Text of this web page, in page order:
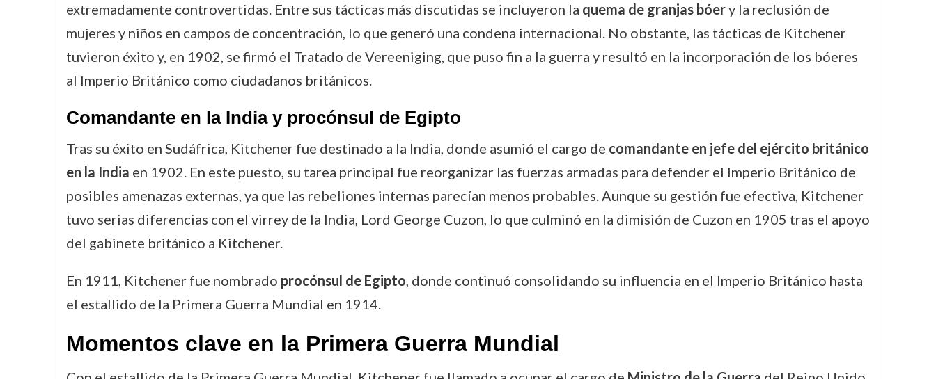
extremadamente controvertidas. Entre sus tácticas más discutidas se incluyeron la quema de granjas bóery la reclusión de
mujeres y niños en campos de concentración, lo que generó una condena internacional. No obstante, las tácticas de Kitchener
tuvieron éxito y, en 1902, se firmó el Tratado de Vereeniging, que puso fin a la guerra y resultó en la incorporación de los bóeres
al Imperio Británico como ciudadanos británicos.
Comandante en la India y procónsul de Egipto
Tras su éxito en Sudáfrica, Kitchener fue destinado a la India, donde asumió el cargo de comandante en jefe del ejército británico
en la India en 1902. En este puesto, su tarea principal fue reorganizar las fuerzas armadas para defender el Imperio Británico de
posibles amenazas externas, ya que las rebeliones internas parecían menos probables. Aunque su gestión fue efectiva, Kitchener
tuvo serias diferencias con el virrey de la India, Lord George Cuzon, lo que culminó en la dimisión de Cuzon en 1905 tras el apoyo
del gabinete británico a Kitchener.
En 1911, Kitchener fue nombrado procónsul de Egipto, donde continuó consolidando su influencia en el Imperio Británico hasta
el estallido de la Primera Guerra Mundial en 1914.
Momentos clave en la Primera Guerra Mundial